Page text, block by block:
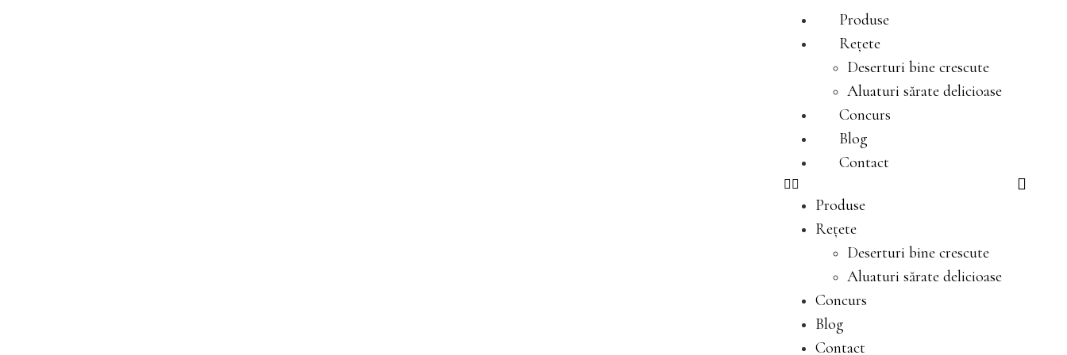
Produse
Rețete
Deserturi bine crescute
Aluaturi sărate delicioase
Concurs
Blog
Contact
Produse
Rețete
Deserturi bine crescute
Aluaturi sărate delicioase
Concurs
Blog
Contact